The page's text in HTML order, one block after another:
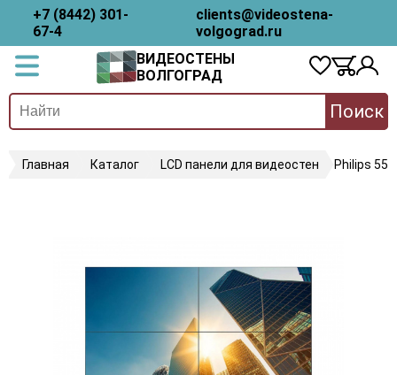
+7 (8442) 301-
67-4
clients@videostena-
volgograd.ru
ВИДЕОСТЕНЫ
ВОЛГОГРАД
Поиск
Главная Каталог LCD панели для видеостен Philips